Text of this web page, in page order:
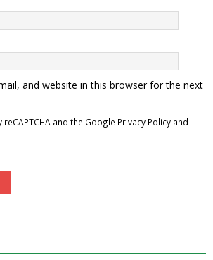
and website in this browser for the next
and the Google Privacy Policy and